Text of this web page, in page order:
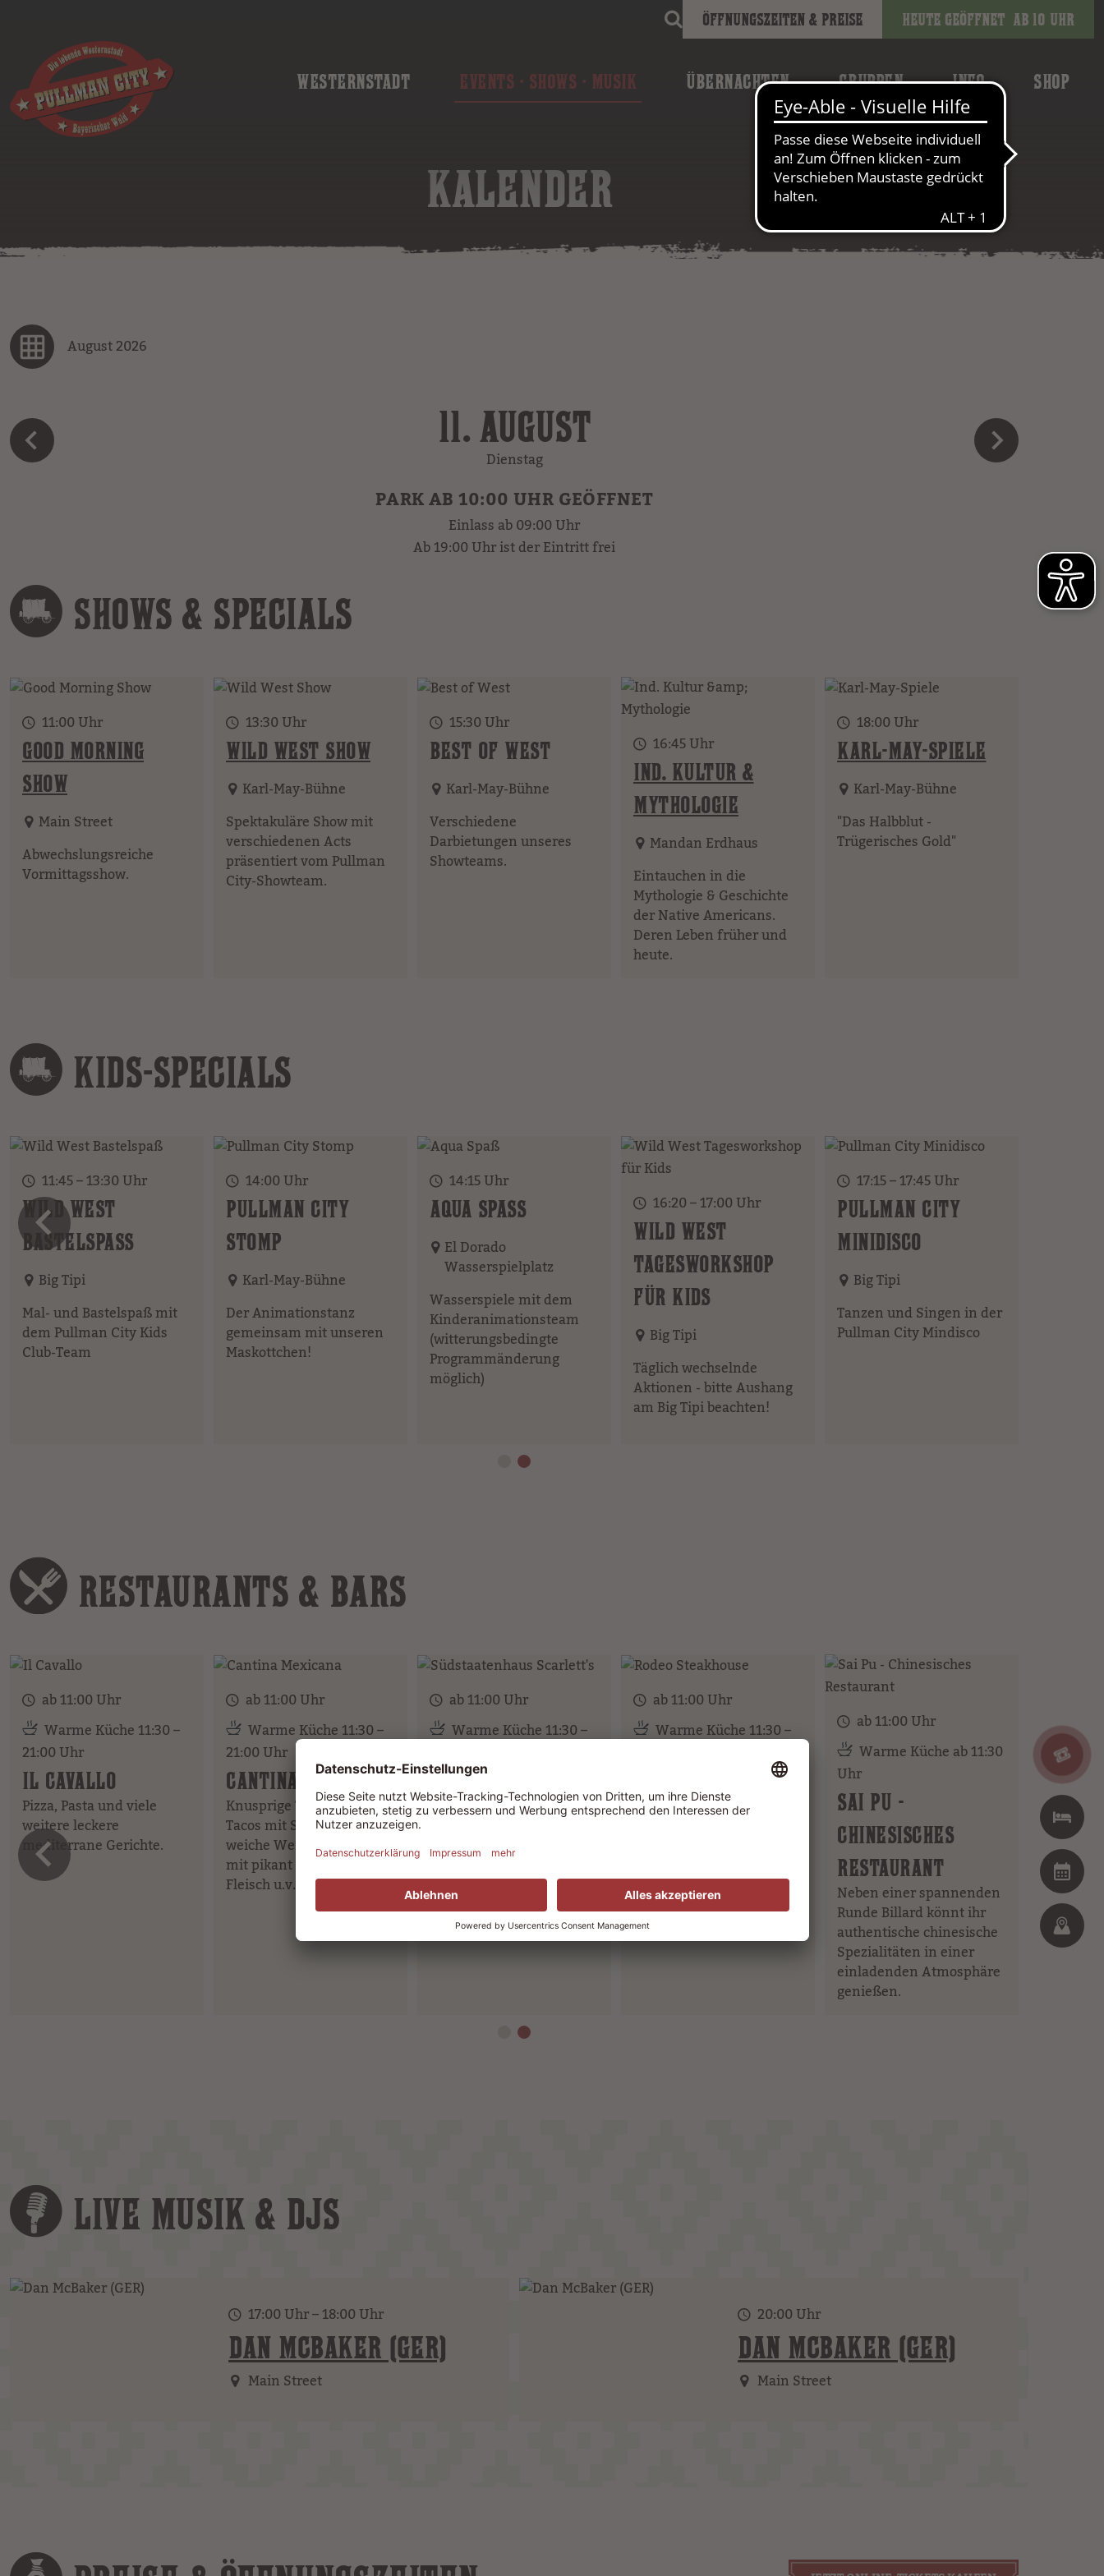
WESTERNSTADT EVENTS · SHOWS · MUSIK ÜBERNACHTEN GRUPPEN INFO SHOP
Öffnungszeiten & Preise Heute geöffnet ab 10 Uhr
KALENDER
August 2026
11. AUGUST
Dienstag
PARK AB 10:00 UHR GEÖFFNET
Einlass ab 09:00 Uhr
Ab 19:00 Uhr ist der Eintritt frei
SHOWS & SPECIALS
11:00 Uhr
GOOD MORNING
SHOW
Main Street
Abwechslungsreiche
Vormittagsshow.
13:30 Uhr
WILD WEST SHOW
Karl-May-Bühne
Spektakuläre Show mit
verschiedenen Acts
präsentiert vom Pullman
City-Showteam.
15:30 Uhr
BEST OF WEST
Karl-May-Bühne
Verschiedene
Darbietungen unseres
Showteams.
16:45 Uhr
IND. KULTUR &
MYTHOLOGIE
Mandan Erdhaus
Eintauchen in die
Mythologie & Geschichte
der Native Americans.
Deren Leben früher und
heute.
18:00 Uhr
KARL-MAY-SPIELE
Karl-May-Bühne
"Das Halbblut -
Trügerisches Gold"
KIDS-SPECIALS
11:45 – 13:30 Uhr
WILD WEST
BASTELSPASS
Big Tipi
Mal- und Bastelspaß mit
dem Pullman City Kids
Club-Team
14:00 Uhr
PULLMAN CITY
STOMP
Karl-May-Bühne
Der Animationstanz
gemeinsam mit unseren
Maskottchen!
14:15 Uhr
AQUA SPASS
El Dorado
Wasserspielplatz
Wasserspiele mit dem
Kinderanimationsteam
(witterungsbedingte
Programmänderung
möglich)
16:20 – 17:00 Uhr
WILD WEST
TAGESWORKSHOP
FÜR KIDS
Big Tipi
Täglich wechselnde
Aktionen - bitte Aushang
am Big Tipi beachten!
17:15 – 17:45 Uhr
PULLMAN CITY
MINIDISCO
Big Tipi
Tanzen und Singen in der
Pullman City Mindisco
vorheriges Element
RESTAURANTS & BARS
ab 11:00 Uhr
Warme Küche 11:30 –
21:00 Uhr
IL CAVALLO
Pizza, Pasta und viele
weitere leckere
mediterrane Gerichte.
ab 11:00 Uhr
Warme Küche 11:30 –
21:00 Uhr
CANTINA MEXICANA
Knusprige Tortillachips,
Tacos mit Salsa oder
weiche Weizentortillas
mit pikant gewürztem
Fleisch u.v.m.
ab 11:00 Uhr
Warme Küche 11:30 –
SÜDSTAATENHAUS
SCARLETT'S
perfektem Blick auf die
Main Street.
ab 11:00 Uhr
Warme Küche 11:30 –
RODEO STEAKHOUSE
Hier bekommen hungrige
Frisch vom Grill.
ab 11:00 Uhr
Warme Küche ab 11:30
Uhr
SAI PU -
CHINESISCHES
RESTAURANT
Neben einer spannenden
Runde Billard könnt ihr
authentische chinesische
Spezialitäten in einer
einladenden Atmosphäre
genießen.
vorheriges Element
LIVE MUSIK & DJS
17:00 Uhr – 18:00 Uhr
DAN MCBAKER (GER)
Main Street
20:00 Uhr
DAN MCBAKER (GER)
Main Street